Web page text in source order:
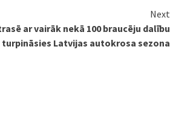
Next
ar vairāk nekā 100 braucēju dalību
turpināsies Latvijas autokrosa sezona